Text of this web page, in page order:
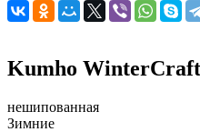
Kumho WinterCraft
нешипованная
Зимние